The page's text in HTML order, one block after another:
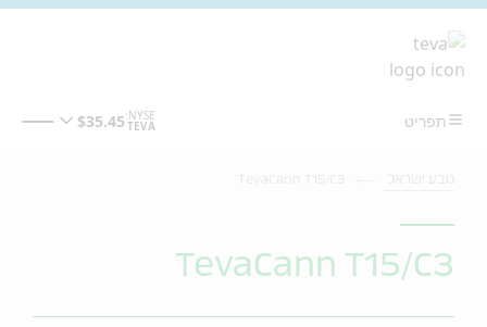
TevaCann T15/C3